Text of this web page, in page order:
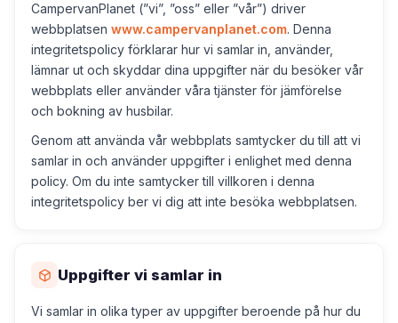
CampervanPlanet (”vi”, ”oss” eller ”vår”) driver
webbplatsen www.campervanplanet.com. Denna
integritetspolicy förklarar hur vi samlar in, använder,
lämnar ut och skyddar dina uppgifter när du besöker vår
webbplats eller använder våra tjänster för jämförelse
och bokning av husbilar.
Genom att använda vår webbplats samtycker du till att vi
samlar in och använder uppgifter i enlighet med denna
policy. Om du inte samtycker till villkoren i denna
integritetspolicy ber vi dig att inte besöka webbplatsen.
Uppgifter vi samlar in
Vi samlar in olika typer av uppgifter beroende på hur du